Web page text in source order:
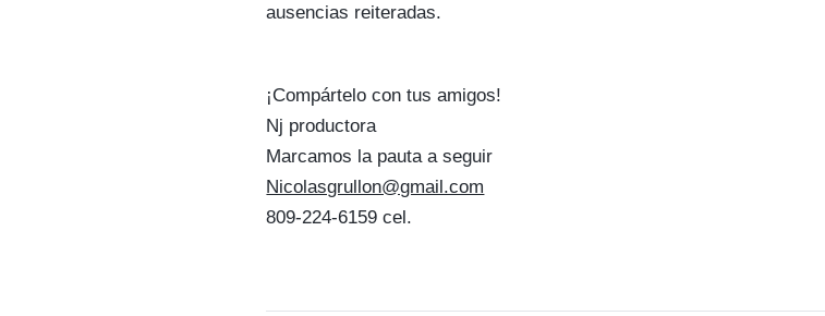
ausencias reiteradas.
¡Compártelo con tus amigos!
Nj productora
Marcamos la pauta a seguir
Nicolasgrullon@gmail.com
809-224-6159 cel.